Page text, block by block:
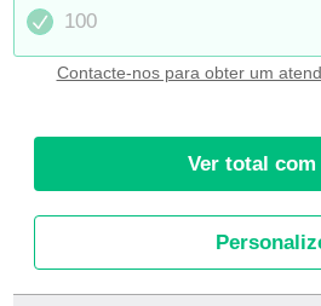
100
Contacte-nos para obter um
Ver total com